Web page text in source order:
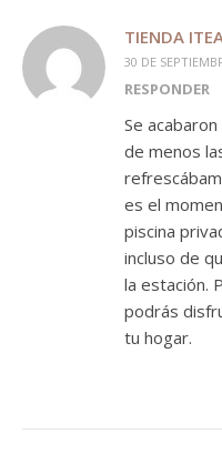
TIENDA
30 DE
RESPONDER
Se
de menos
es el
piscina
incluso de
la estación.
podrás
tu hogar.